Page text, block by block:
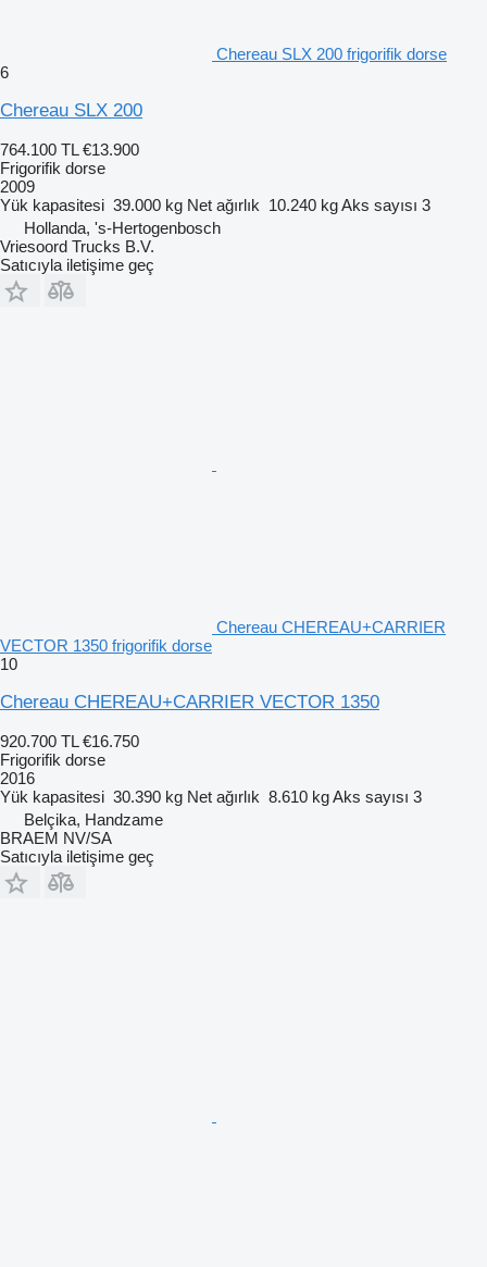
Chereau SLX 200 frigorifik dorse
6
Chereau SLX 200
764.100 TL €13.900
Frigorifik dorse
2009
Yük kapasitesi 39.000 kg Net ağırlık 10.240 kgAks sayısı 3
Hollanda, 's-Hertogenbosch
Vriesoord Trucks B.V.
Satıcıyla iletişime geç
Chereau CHEREAU+CARRIER
VECTOR 1350 frigorifik dorse
10
Chereau CHEREAU+CARRIER VECTOR 1350
920.700 TL €16.750
Frigorifik dorse
2016
Yük kapasitesi 30.390 kg Net ağırlık 8.610 kgAks sayısı 3
Belçika, Handzame
BRAEM NV/SA
Satıcıyla iletişime geç